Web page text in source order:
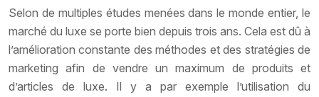
Selon de multiples études menées dans le monde entier, le
marché du luxe se porte bien depuis trois ans. Cela est dû à
l’amélioration constante des méthodes et des stratégies de
marketing afin de vendre un maximum de produits et
d’articles de luxe. Il y a par exemple l’utilisation du